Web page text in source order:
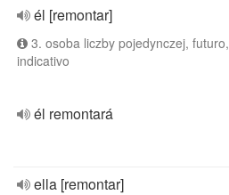
él [remontar]
3. osoba liczby pojedynczej, futuro,
indicativo
él remontará
ella [remontar]